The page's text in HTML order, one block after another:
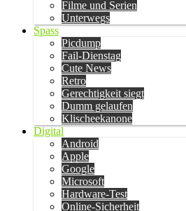
Filme und Serien
Unterwegs
Spass
Picdump
Fail-Dienstag
Cute News
Retro
Gerechtigkeit siegt
Dumm gelaufen
Klischeekanone
Digital
Android
Apple
Google
Microsoft
Hardware-Test
Online-Sicherheit